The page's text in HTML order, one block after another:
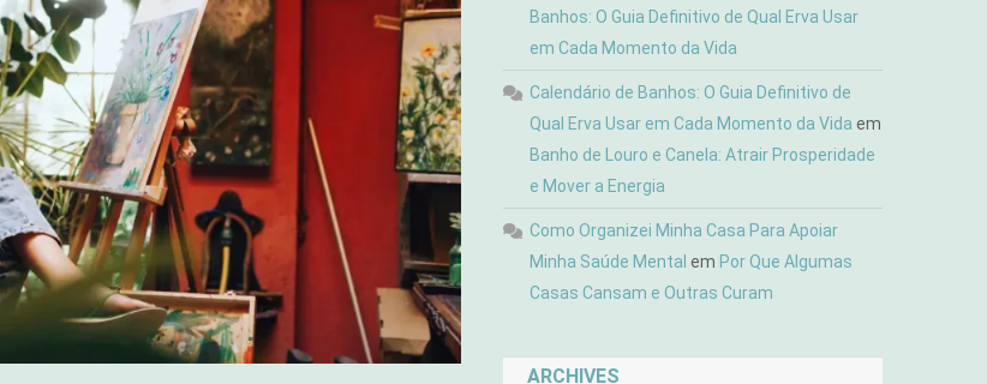
Banhos: O Guia Definitivo de Qual Erva Usar
em Cada Momento da Vida
Calendário de Banhos: O Guia Definitivo de
Qual Erva Usar em Cada Momento da Vida em
Banho de Louro e Canela: Atrair Prosperidade
e Mover a Energia
Como Organizei Minha Casa Para Apoiar
Minha Saúde Mental em Por Que Algumas
Casas Cansam e Outras Curam
ARCHIVES